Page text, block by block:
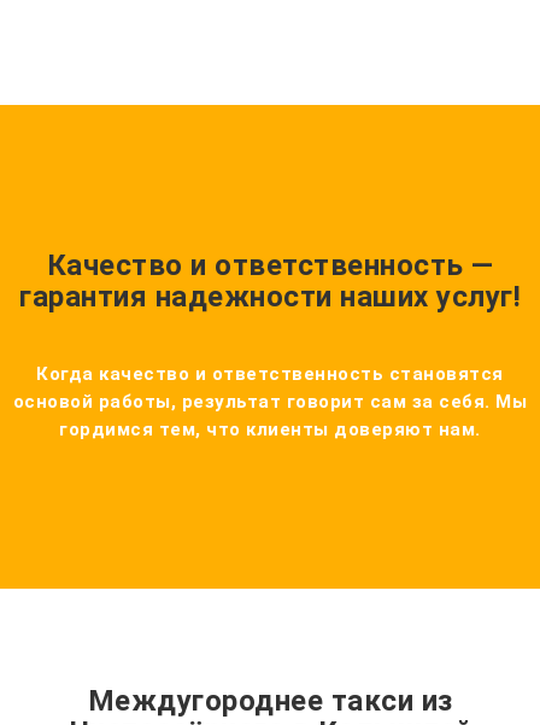
Качество и ответственность —
гарантия надежности наших услуг!
Когда качество и ответственность становятся
основой работы, результат говорит сам за себя. Мы
гордимся тем, что клиенты доверяют нам.
Междугороднее такси из